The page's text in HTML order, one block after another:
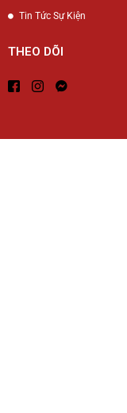
Tin Tức Sự Kiện
THEO DÕI